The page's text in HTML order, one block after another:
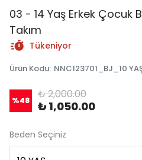
03 - 14 Yaş Erkek Çocuk
Takım
Tükeniyor
Ürün Kodu: NNC123701_BJ_10
%48 ₺ 2,000.00
₺ 1,050.00
Beden Seçiniz